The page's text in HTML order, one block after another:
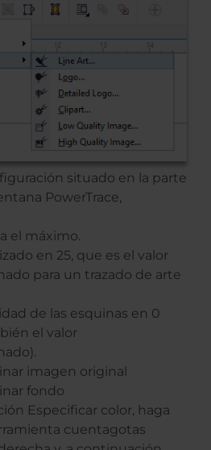
situado en la parte
PowerTrace,
el máximo.
en 25, que es el valor
para un trazado de arte
de las esquinas en 0
el valor
imagen original
fondo
Especificar color, haga
cuentagotas